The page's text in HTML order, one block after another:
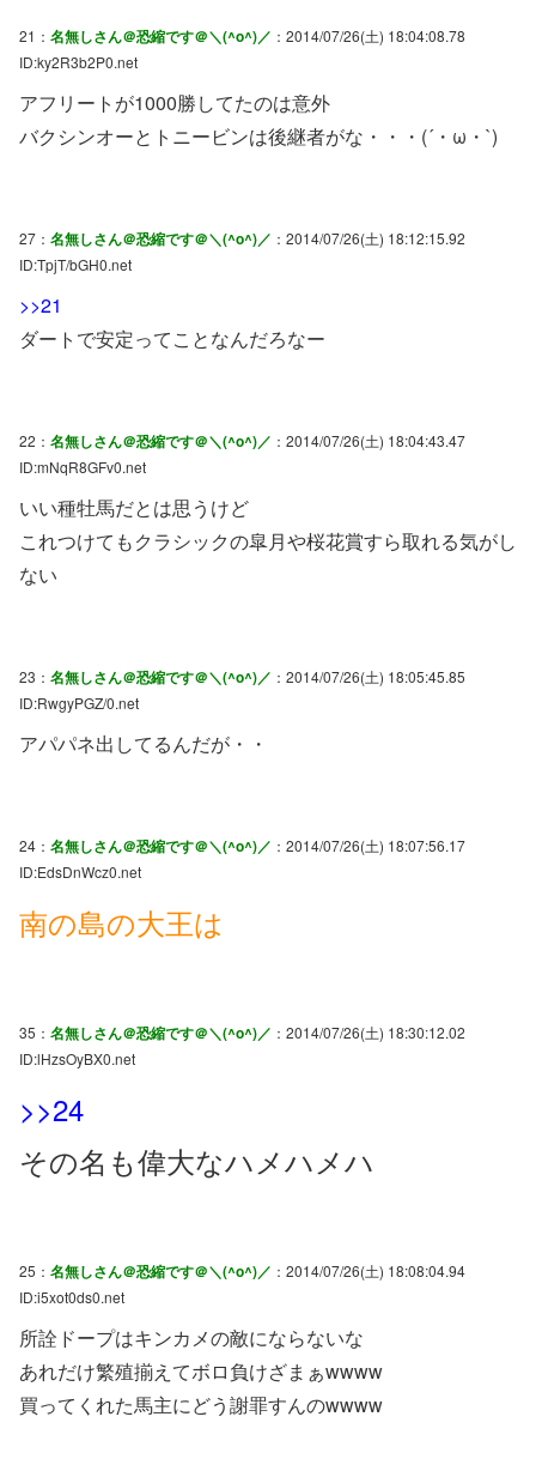
21： 名無しさん＠恐縮です＠＼(^o^)／ ：2014/07/26(土) 18:04:08.78
ID:ky2R3b2P0.net
アフリートが1000勝してたのは意外
バクシンオーとトニービンは後継者がな・・・(´・ω・`)
27： 名無しさん＠恐縮です＠＼(^o^)／ ：2014/07/26(土) 18:12:15.92
ID:TpjT/bGH0.net
>>21
ダートで安定ってことなんだろなー
22： 名無しさん＠恐縮です＠＼(^o^)／ ：2014/07/26(土) 18:04:43.47
ID:mNqR8GFv0.net
いい種牡馬だとは思うけど
これつけてもクラシックの皐月や桜花賞すら取れる気がし
ない
23： 名無しさん＠恐縮です＠＼(^o^)／ ：2014/07/26(土) 18:05:45.85
ID:RwgyPGZ/0.net
アパパネ出してるんだが・・
24： 名無しさん＠恐縮です＠＼(^o^)／ ：2014/07/26(土) 18:07:56.17
ID:EdsDnWcz0.net
南の島の大王は
35： 名無しさん＠恐縮です＠＼(^o^)／ ：2014/07/26(土) 18:30:12.02
ID:lHzsOyBX0.net
>>24
その名も偉大なハメハメハ
25： 名無しさん＠恐縮です＠＼(^o^)／ ：2014/07/26(土) 18:08:04.94
ID:i5xot0ds0.net
所詮ドープはキンカメの敵にならないな
あれだけ繁殖揃えてボロ負けざまぁwwww
買ってくれた馬主にどう謝罪すんのwwww